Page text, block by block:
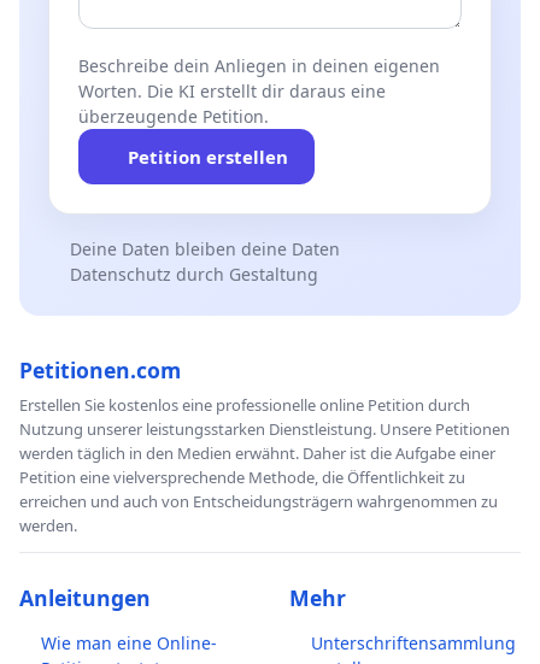
Beschreibe dein Anliegen in deinen eigenen
Worten. Die KI erstellt dir daraus eine
überzeugende Petition.
Petition erstellen
Deine Daten bleiben deine Daten
Datenschutz durch Gestaltung
Petitionen.com
Erstellen Sie kostenlos eine professionelle online Petition durch
Nutzung unserer leistungsstarken Dienstleistung. Unsere Petitionen
werden täglich in den Medien erwähnt. Daher ist die Aufgabe einer
Petition eine vielversprechende Methode, die Öffentlichkeit zu
erreichen und auch von Entscheidungsträgern wahrgenommen zu
werden.
Anleitungen
Wie man eine Online-
Mehr
Unterschriftensammlung